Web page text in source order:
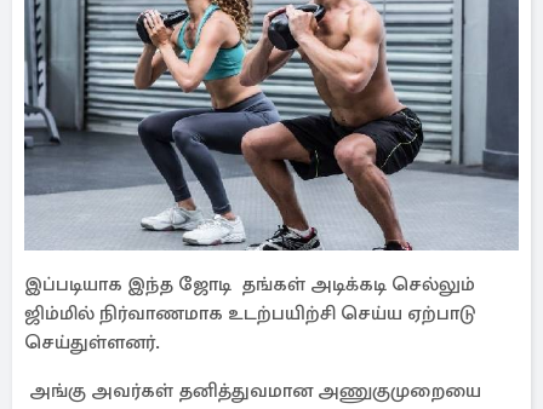
இப்படியாக இந்த ஜோடி தங்கள் அடிக்கடி செல்லும்
ஜிம்மில் நிர்வாணமாக உடற்பயிற்சி செய்ய ஏற்பாடு
செய்துள்ளனர்.
அங்கு அவர்கள் தனித்துவமான அணுகுமுறையை